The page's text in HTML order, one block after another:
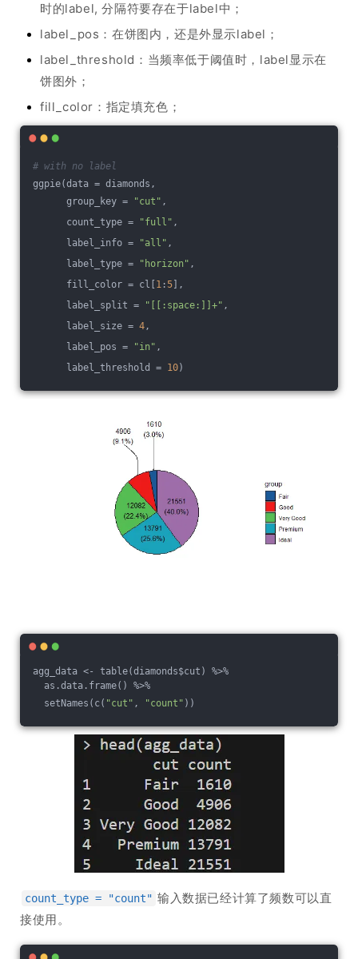
时的label, 分隔符要存在于label中；
label_pos：在饼图内，还是外显示label；
label_threshold：当频率低于阈值时，label显示在
饼图外；
fill_color：指定填充色；
# with no label
ggpie(data = diamonds,
group_key =
"cut" ,
count_type =
"full" ,
label_info =
"all" ,
label_type =
"horizon" ,
fill_color = cl[ 1 :5 ],
label_split =
"[[:space:]]+" ,
label_size = 4,
label_pos =
"in" ,
label_threshold = 10)
agg_data <- table(diamonds$cut) %>%
as.data.frame() %>%
setNames(c( "cut" , "count" ))
count_type = "count" 输入数据已经计算了频数可以直
接使用。